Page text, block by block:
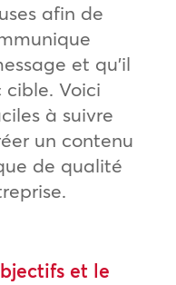
afin de
et qu’il
Voici
à suivre
un contenu
de qualité
et le